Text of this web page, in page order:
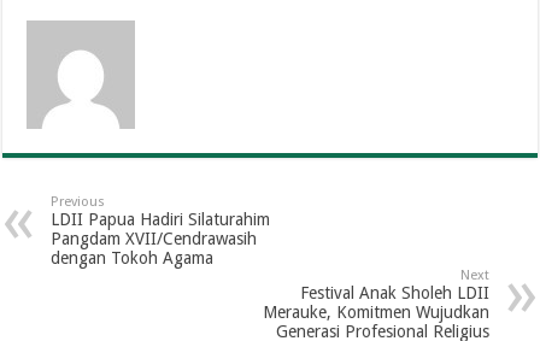
Previous
LDII Papua Hadiri Silaturahim
Pangdam XVII/Cendrawasih
dengan Tokoh Agama
Next
Festival Anak Sholeh LDII
Merauke, Komitmen Wujudkan
Generasi Profesional Religius